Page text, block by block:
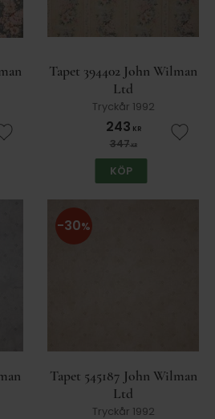
Lägg till i favoriter
Tapet 394402 John Wilman
Ltd
Tryckår 1992
243 KR
347KR Lägg
KÖP
Tapet 545187 John Wilman
Ltd
Tryckår 1992
30%